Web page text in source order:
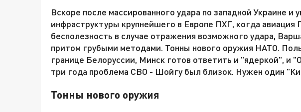
Вскоре после массированного удара по западной Украине и
инфраструктуры крупнейшего в Европе ПХГ, когда авиация
бесполезность в случае отражения возможного удара,
притом грубыми методами. Тонны нового оружия НАТО.
границе Белоруссии, Минск готов ответить и "ядеркой", и
три года проблема СВО - Шойгу был близок. Нужен один
Тонны нового оружия